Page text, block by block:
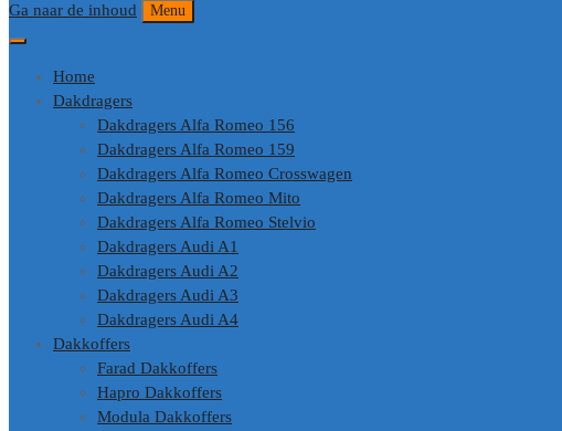
Ga naar de inhoud
Menu
Home
Dakdragers
Dakdragers Alfa Romeo 156
Dakdragers Alfa Romeo 159
Dakdragers Alfa Romeo Crosswagen
Dakdragers Alfa Romeo Mito
Dakdragers Alfa Romeo Stelvio
Dakdragers Audi A1
Dakdragers Audi A2
Dakdragers Audi A3
Dakdragers Audi A4
Dakkoffers
Farad Dakkoffers
Hapro Dakkoffers
Modula Dakkoffers